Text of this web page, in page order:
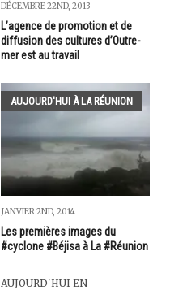
DÉCEMBRE 22ND, 2013
L’agence de promotion et de
diffusion des cultures d’Outre-
mer est au travail
AUJOURD'HUI À LA RÉUNION
JANVIER 2ND, 2014
Les premières images du
#cyclone #Béjisa à La #Réunion
AUJOURD'HUI EN